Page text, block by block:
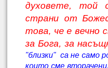
духовете, той
страни отБ
това, че е вечно
за Бога, за
"близки" са не само
които сме